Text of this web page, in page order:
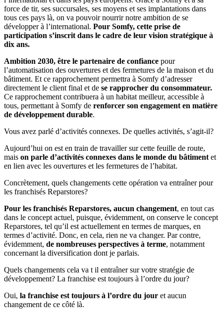
force de tir, ses succursales, ses moyens et ses implantations dans
tous ces pays là, on va pouvoir nourrir notre ambition de se
développer à l’international. Pour Somfy, cette prise de
participation s’inscrit dans le cadre de leur vision stratégique à
dix ans.
Ambition 2030, être le partenaire de confiance pour
l’automatisation des ouvertures et des fermetures de la maison et du
bâtiment. Et ce rapprochement permettra à Somfy d’adresser
directement le client final et de se rapprocher du consommateur.
Ce rapprochement contribuera à un habitat meilleur, accessible à
tous, permettant à Somfy de renforcer son engagement en matière
de développement durable.
Vous avez parlé d’activités connexes. De quelles activités, s’agit-il?
Aujourd’hui on est en train de travailler sur cette feuille de route,
mais on parle d’activités connexes dans le monde du bâtiment et
en lien avec les ouvertures et les fermetures de l’habitat.
Concrètement, quels changements cette opération va entraîner pour
les franchisés Reparstores?
Pour les franchisés Reparstores, aucun changement, en tout cas
dans le concept actuel, puisque, évidemment, on conserve le concept
Reparstores, tel qu’il est actuellement en termes de marques, en
termes d’activité. Donc, en cela, rien ne va changer. Par contre,
évidemment, de nombreuses perspectives à terme, notamment
concernant la diversification dont je parlais.
Quels changements cela va t il entraîner sur votre stratégie de
développement? La franchise est toujours à l’ordre du jour?
Oui, la franchise est toujours à l’ordre du jour et aucun
changement de ce côté là.